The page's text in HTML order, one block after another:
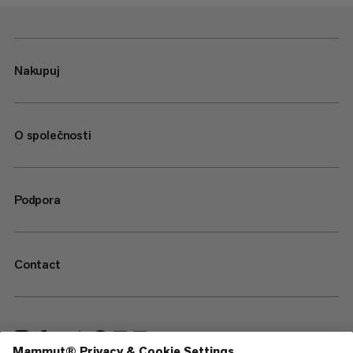
Nakupuj
O společnosti
Podpora
Contact